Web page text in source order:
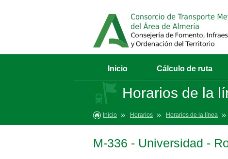
Inicio Cálculo de ruta
Horarios de la
Inicio Horarios Horarios de la línea
M-336 - Universidad -